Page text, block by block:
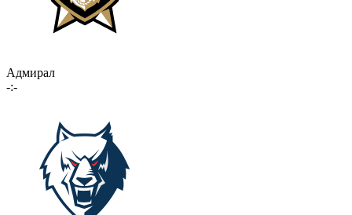
Адмирал
-:-